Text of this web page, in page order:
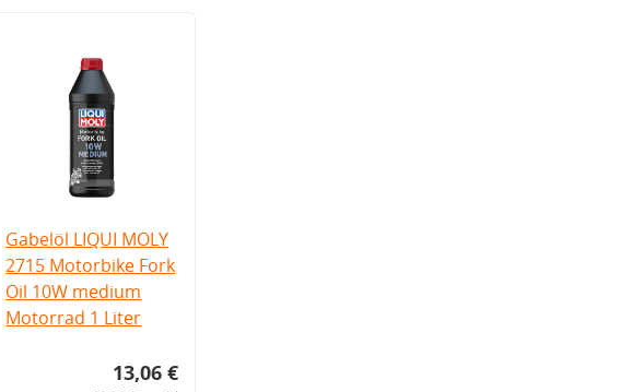
Gabelöl LIQUI MOLY
2715 Motorbike Fork
Oil 10W medium
Motorrad 1 Liter
13,06 €